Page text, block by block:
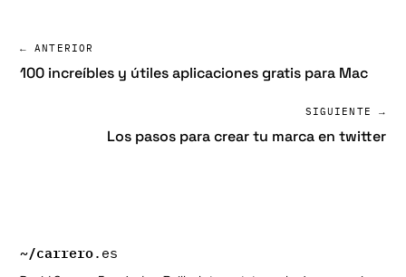
← ANTERIOR
100 increíbles y útiles aplicaciones gratis para Mac
SIGUIENTE →
Los pasos para crear tu marca en twitter
~/carrero.es